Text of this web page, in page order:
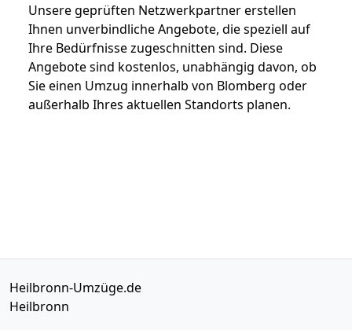
Unsere geprüften Netzwerkpartner erstellen
Ihnen unverbindliche Angebote, die speziell auf
Ihre Bedürfnisse zugeschnitten sind. Diese
Angebote sind kostenlos, unabhängig davon, ob
Sie einen Umzug innerhalb von Blomberg oder
außerhalb Ihres aktuellen Standorts planen.
Heilbronn-Umzüge.de
Heilbronn